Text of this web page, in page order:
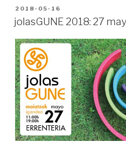
de
PUBLICADO
EN
2018-05-16
jolasGUNE 2018: 27